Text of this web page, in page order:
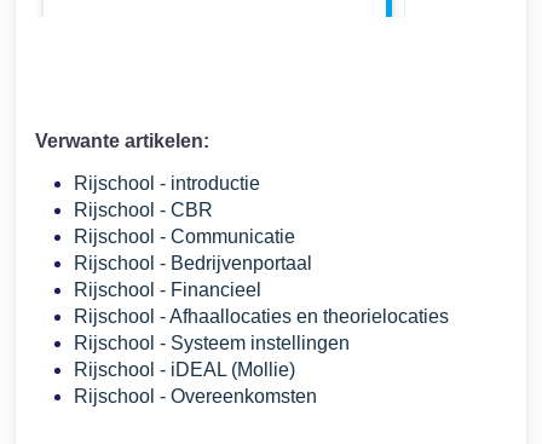
Verwante artikelen:
Rijschool - introductie
Rijschool - CBR
Rijschool - Communicatie
Rijschool - Bedrijvenportaal
Rijschool - Financieel
Rijschool - Afhaallocaties en theorielocaties
Rijschool - Systeem instellingen
Rijschool - iDEAL (Mollie)
Rijschool - Overeenkomsten